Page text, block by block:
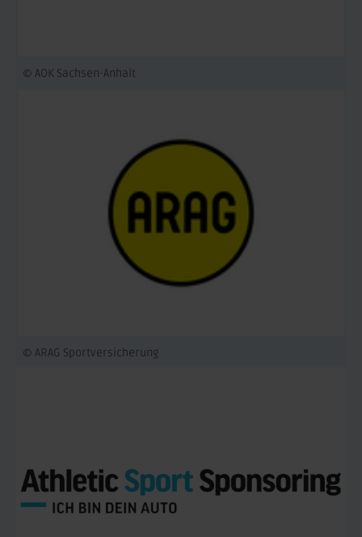
© AOK Sachsen-Anhalt
© ARAG Sportversicherung